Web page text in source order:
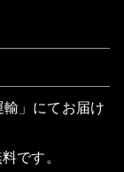
」にてお届け
です。